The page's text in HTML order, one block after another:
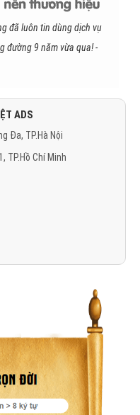
đã luôn tin dùng dịch vụ
đường 9 năm vừa qua! -
ADS
Đa, TP.Hà Nội
TP.Hồ Chí Minh